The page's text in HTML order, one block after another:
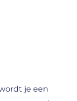
je een